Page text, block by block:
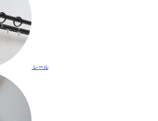
レール